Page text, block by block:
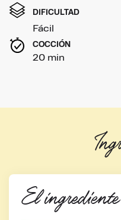
en
misma
página.
DIFICULTAD
Fácil
COCCIÓN
20 min
El ingrediente